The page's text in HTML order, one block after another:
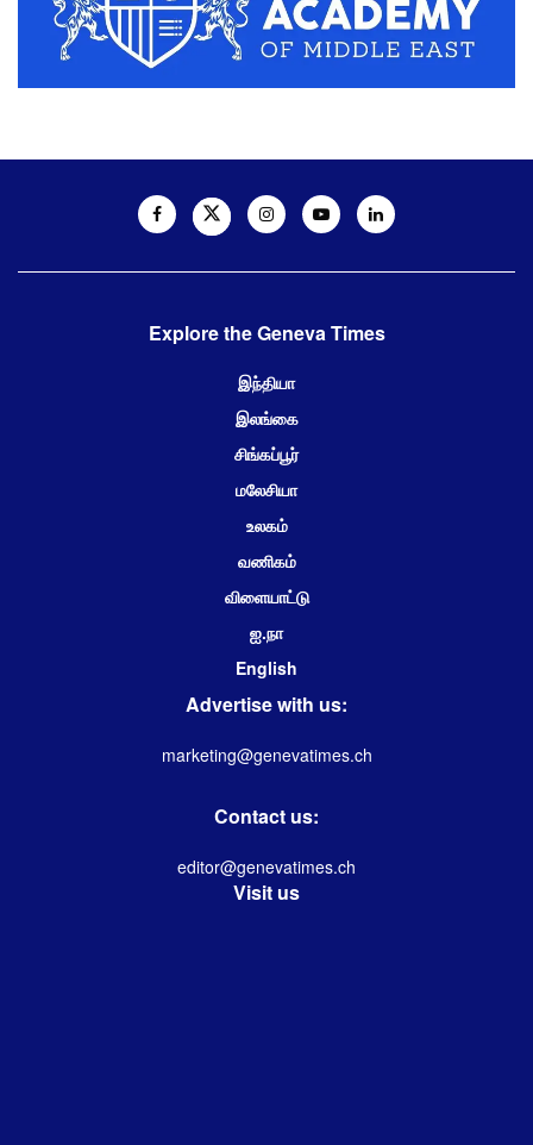
Explore the Geneva Times
இந்தியா
இலங்கை
சிங்கப்பூர்
மலேசியா
உலகம்
வணிகம்
விளையாட்டு
ஐ.நா
English
Advertise with us:
marketing@genevatimes.ch
Contact us:
editor@genevatimes.ch
Visit us